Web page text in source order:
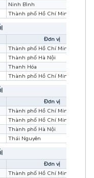
Ninh Bình
Thành phố Hồ Chí Minh
Đơn vị
Thành phố Hồ Chí Minh
Thành phố Hà Nội
Thanh Hóa
Thành phố Hồ Chí Minh
Đơn vị
Thành phố Hồ Chí Minh
Thành phố Hồ Chí Minh
Thành phố Hà Nội
Thái Nguyên
Đơn vị
Thành phố Hồ Chí Minh